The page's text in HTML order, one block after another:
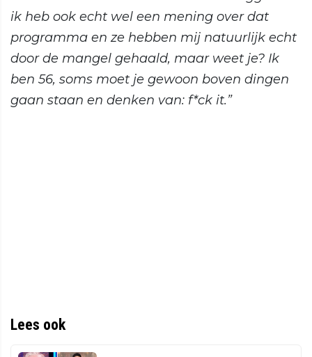
ik heb ook echt wel een mening over dat
programma en ze hebben mij natuurlijk echt
door de mangel gehaald, maar weet je? Ik
ben 56, soms moet je gewoon boven dingen
gaan staan en denken van: f*ck it.”
Lees ook